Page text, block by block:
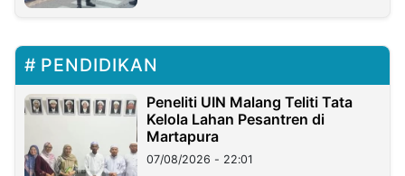
PENDIDIKAN
Peneliti UIN Malang Teliti Tata
Kelola Lahan Pesantren di
Martapura
07/08/2026 - 22:01